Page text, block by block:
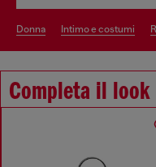
donna intimo e costumi
Completa il look